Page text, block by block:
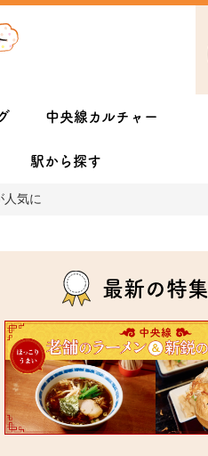
中央線カルチャー
駅から探す
人気に
最新の特集